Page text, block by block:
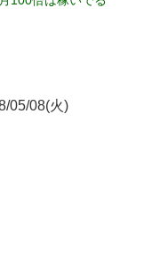
05/08(火)